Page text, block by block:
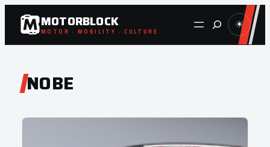
Zum
Inhalt
springen
MOTORBLOCK
MOTOR · MOBILITY · CULTURE Suche ☀
NOBE